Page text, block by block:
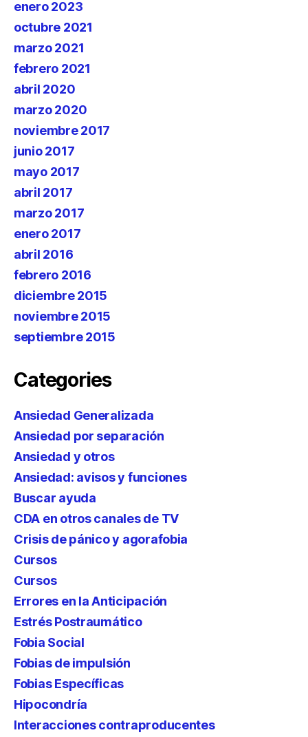
enero 2023
octubre 2021
marzo 2021
febrero 2021
abril 2020
marzo 2020
noviembre 2017
junio 2017
mayo 2017
abril 2017
marzo 2017
enero 2017
abril 2016
febrero 2016
diciembre 2015
noviembre 2015
septiembre 2015
Categories
Ansiedad Generalizada
Ansiedad por separación
Ansiedad y otros
Ansiedad: avisos y funciones
Buscar ayuda
CDA en otros canales de TV
Crisis de pánico y agorafobia
Cursos
Cursos
Errores en la Anticipación
Estrés Postraumático
Fobia Social
Fobias de impulsión
Fobias Específicas
Hipocondría
Interacciones contraproducentes